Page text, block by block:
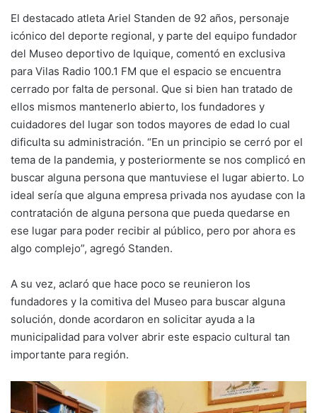
El destacado atleta Ariel Standen de 92 años, personaje
icónico del deporte regional, y parte del equipo fundador
del Museo deportivo de Iquique, comentó en exclusiva
para Vilas Radio 100.1 FM que el espacio se encuentra
cerrado por falta de personal. Que si bien han tratado de
ellos mismos mantenerlo abierto, los fundadores y
cuidadores del lugar son todos mayores de edad lo cual
dificulta su administración. “En un principio se cerró por el
tema de la pandemia, y posteriormente se nos complicó en
buscar alguna persona que mantuviese el lugar abierto. Lo
ideal sería que alguna empresa privada nos ayudase con la
contratación de alguna persona que pueda quedarse en
ese lugar para poder recibir al público, pero por ahora es
algo complejo”, agregó Standen.
A su vez, aclaró que hace poco se reunieron los
fundadores y la comitiva del Museo para buscar alguna
solución, donde acordaron en solicitar ayuda a la
municipalidad para volver abrir este espacio cultural tan
importante para región.